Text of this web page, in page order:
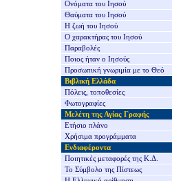
Ονόματα του Ιησού
Θαύματα του Ιησού
Η ζωή του Ιησού
Ο χαρακτήρας του Ιησού
Παραβολές
Ποιος ήταν ο Ιησούς
Προσωπική γνωριμία με το Θεό
Βιβλική Ελλάδα
Πόλεις, τοποθεσίες
Φωτογραφίες
Μελέτη της Αγίας Γραφής
Ετήσιο πλάνο
Χρήσιμα προγράμματα
Ενδιαφέροντα
Ποιητικές μεταφορές της Κ.Δ.
Το Σύμβολο της Πίστεως